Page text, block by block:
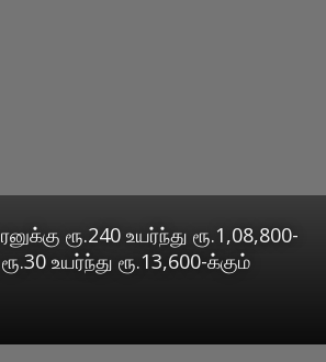
ரூ.240 உயர்ந்து ரூ.1,08,800-
உயர்ந்து ரூ.13,600-க்கும்